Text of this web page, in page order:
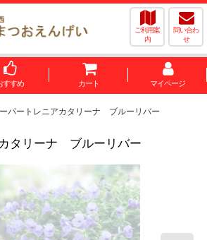
ご利用案
内
問い合わ
せ
すすめ カート マイページ
パートレニアカタリーナ ブルーリバー
タリーナ ブルーリバー